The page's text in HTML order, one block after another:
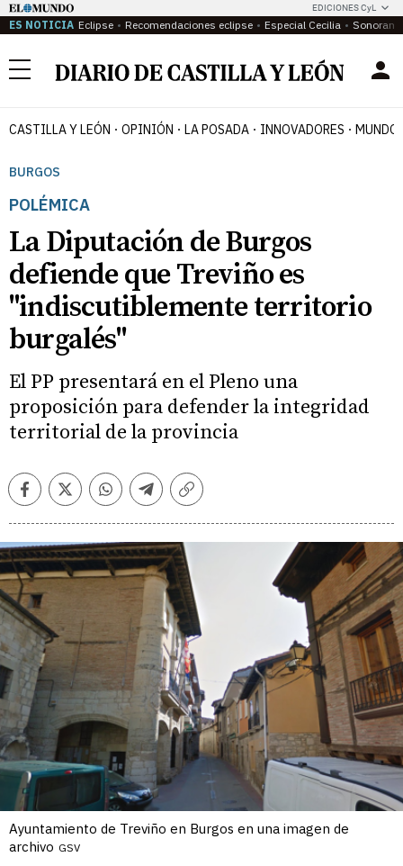
EDICIONES CyL
ES NOTICIA Eclipse Recomendaciones eclipse Especial Cecilia
Menú
CASTILLA Y LEÓN OPINIÓN LA POSADA INNOVADORES MUNDO
BURGOS
POLÉMICA
La Diputación de Burgos
defiende que Treviño es
"indiscutiblemente territorio
burgalés"
El PP presentará en el Pleno una
proposición para defender la integridad
territorial de la provincia
FacebookTwitterWhatsappTelegramCopiar
Ayuntamiento de Treviño en Burgos en una imagen de
archivo GSV